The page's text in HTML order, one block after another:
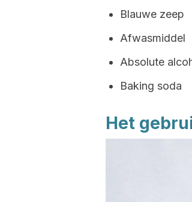
Blauwe zeep
Afwasmiddel
Absolute
Baking soda
Het